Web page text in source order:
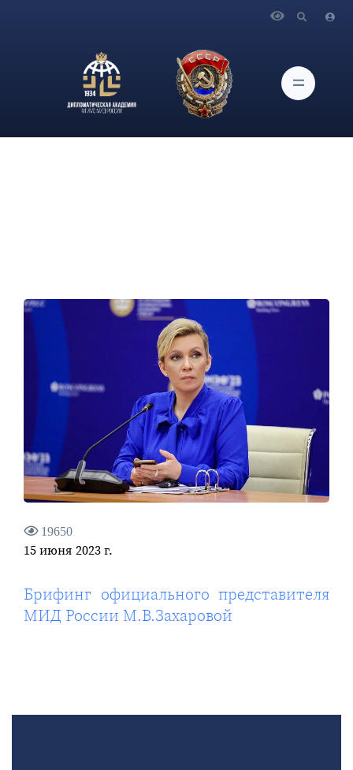
19650
15 июня 2023 г.
Брифинг официального представителя
МИД России М.В.Захаровой